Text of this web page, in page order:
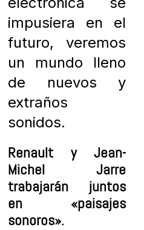
impusiera en el
futuro, veremos
un mundo lleno
de nuevos y
extraños
sonidos.
Renault y Jean-
Michel Jarre
trabajarán juntos
en «paisajes
sonoros».